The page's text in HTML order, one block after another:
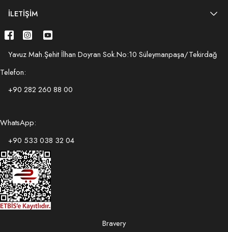
İLETIŞIM
Yavuz Mah.Şehit İlhan Doyran Sok.No:10 Süleymanpaşa/Tekirdağ
Telefon:
+90 282 260 88 00
WhatsApp:
+90 533 038 32 04
Bravery